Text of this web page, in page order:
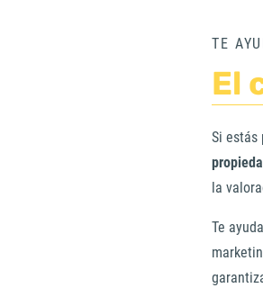
TE
El
Si estás
la
Te